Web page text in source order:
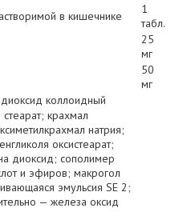
в кишечнике
1
табл.
25
мг
50
мг
коллоидный
крахмал
натрия;
оксистеарат;
диоксид; сополимер
и эфиров; макрогол
эмульсия SE 2;
— железа оксид